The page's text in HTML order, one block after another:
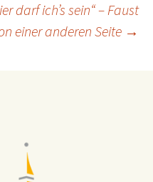
darf ich’s sein“ – Faust
einer anderen Seite →